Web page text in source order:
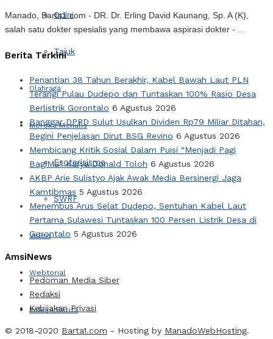
Opini
Tajuk
Olahraga
Mereka Menulis
Esoterisisme
SWRF
Video
Webtorial
Indeks Berita
Manado, Barta1.com - DR. Dr. Erling David Kaunang, Sp. A (K),
salah satu dokter spesialis yang membawa aspirasi dokter - ...
Berita Terkini
Penantian 38 Tahun Berakhir, Kabel Bawah Laut PLN
Terangi Pulau Dudepo dan Tuntaskan 100% Rasio Desa
Berlistrik Gorontalo 6 Agustus 2026
Banggar DPRD Sulut Usulkan Dividen Rp79 Miliar Ditahan,
Begini Penjelasan Dirut BSG Revino 6 Agustus 2026
Membicang Kritik Sosial Dalam Puisi “Menjadi Pagi
BagiMu” Karya Donald Toloh 6 Agustus 2026
AKBP Arie Sulistyo Ajak Awak Media Bersinergi Jaga
Kamtibmas 5 Agustus 2026
Menembus Arus Selat Dudepo, Sentuhan Kabel Laut
Pertama Sulawesi Tuntaskan 100 Persen Listrik Desa di
Gorontalo 5 Agustus 2026
AmsiNews
Pedoman Media Siber
Redaksi
Kebijakan Privasi
© 2018-2020 Barta1.com - Hosting by ManadoWebHosting.